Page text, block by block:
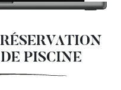
PISCINE